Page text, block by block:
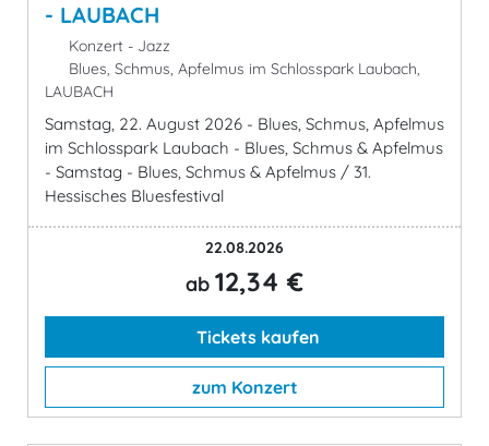
- LAUBACH
Konzert - Jazz
Blues, Schmus, Apfelmus im Schlosspark Laubach,
LAUBACH
Samstag, 22. August 2026 - Blues, Schmus, Apfelmus
im Schlosspark Laubach - Blues, Schmus & Apfelmus
- Samstag - Blues, Schmus & Apfelmus / 31.
Hessisches Bluesfestival
22.08.2026
ab 12,34 €
Tickets kaufen
zum Konzert